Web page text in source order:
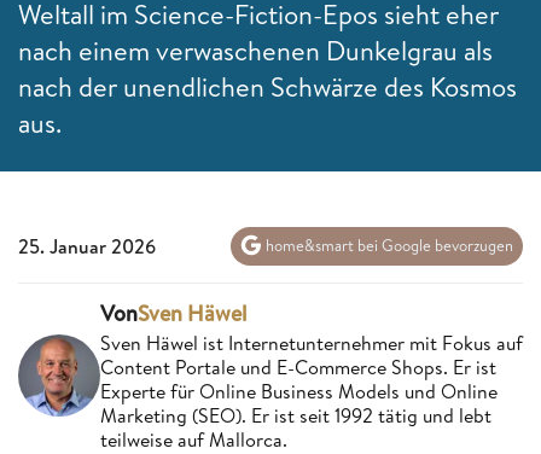
Weltall im Science-Fiction-Epos sieht eher
nach einem verwaschenen Dunkelgrau als
nach der unendlichen Schwärze des Kosmos
aus.
25. Januar 2026 home&smart bei Google bevorzugen
VonSven Häwel
Sven Häwel ist Internetunternehmer mit Fokus auf
Content Portale und E-Commerce Shops. Er ist
Experte für Online Business Models und Online
Marketing (SEO). Er ist seit 1992 tätig und lebt
teilweise auf Mallorca.